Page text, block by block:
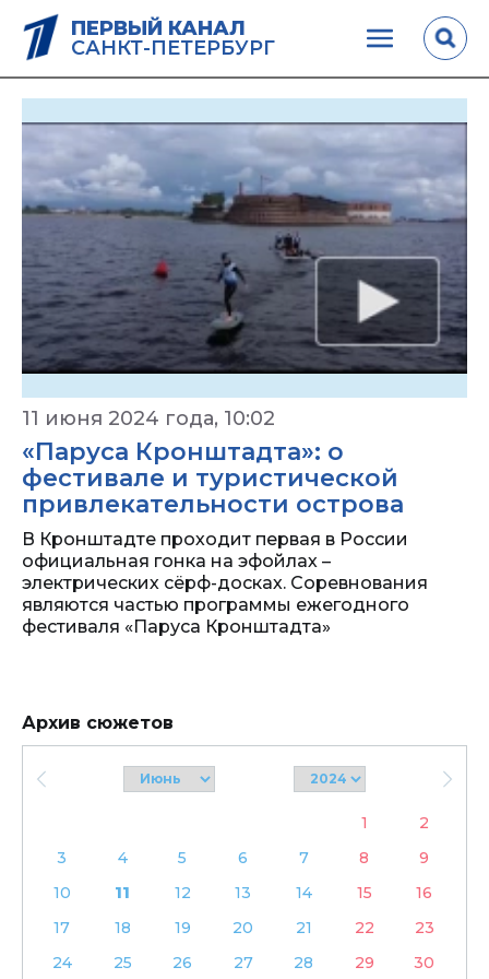
ПЕРВЫЙ КАНАЛ
САНКТ-ПЕТЕРБУРГ
11 июня 2024 года, 10:02
«Паруса Кронштадта»: о
фестивале и туристической
привлекательности острова
В Кронштадте проходит первая в России
официальная гонка на эфойлах –
электрических сёрф-досках. Соревнования
являются частью программы ежегодного
фестиваля «Паруса Кронштадта»
Архив сюжетов
1
2
3
4 5 6 7 8
9
10
11 12 13 14 15
16
17
18 19 20 21 22
23
24
25 26 27 28 29 30